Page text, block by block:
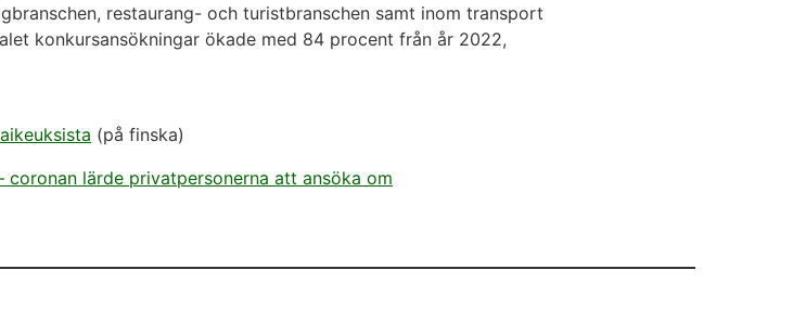
restaurang- och turistbranschen samt inom transport
konkursansökningar ökade med 84 procent från år 2022,
(på finska)
coronan lärde privatpersonerna att ansöka om